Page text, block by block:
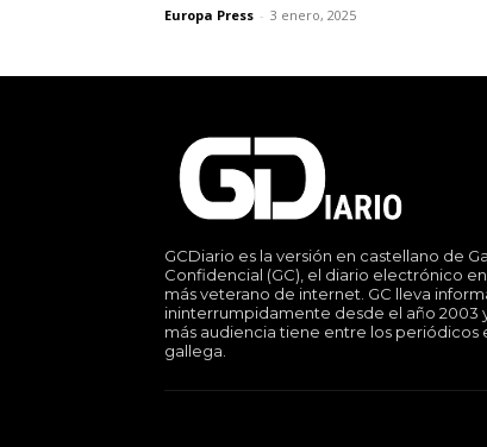
Europa Press - 3 enero, 2025
GCDiario es la versión en castellano de
Confidencial (GC), el diario electrónico
más veterano de internet. GC lleva
ininterrumpidamente desde el año 2003
más audiencia tiene entre los periódicos
gallega.